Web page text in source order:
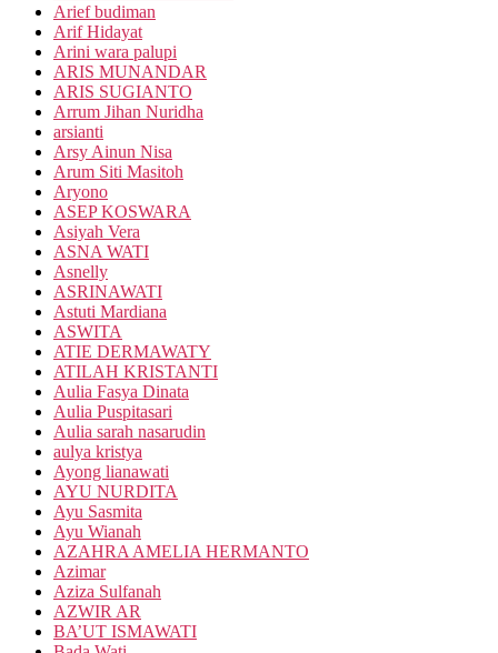
Arief budiman
Arif Hidayat
Arini wara palupi
ARIS MUNANDAR
ARIS SUGIANTO
Arrum Jihan Nuridha
arsianti
Arsy Ainun Nisa
Arum Siti Masitoh
Aryono
ASEP KOSWARA
Asiyah Vera
ASNA WATI
Asnelly
ASRINAWATI
Astuti Mardiana
ASWITA
ATIE DERMAWATY
ATILAH KRISTANTI
Aulia Fasya Dinata
Aulia Puspitasari
Aulia sarah nasarudin
aulya kristya
Ayong lianawati
AYU NURDITA
Ayu Sasmita
Ayu Wianah
AZAHRA AMELIA HERMANTO
Azimar
Aziza Sulfanah
AZWIR AR
BA’UT ISMAWATI